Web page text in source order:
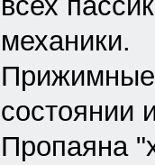
механики.
состоянии
Пропаяна